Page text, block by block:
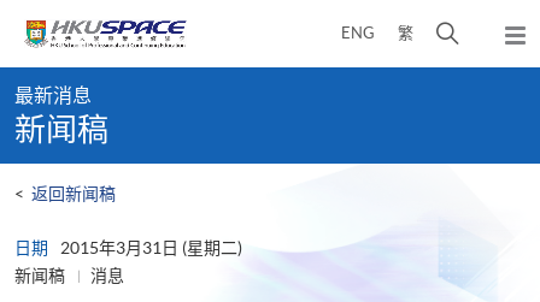
content
ENG 繁
开
弹
出
content
start
最新消息
新闻稿
< 返回新闻稿
日期
2015年3月31日 (星期二)
新闻稿
消息